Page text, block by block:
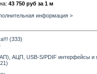
43 750 руб за 1 м
информация >
(333)
АЦП, USB-S/PDIF интерфейсы и